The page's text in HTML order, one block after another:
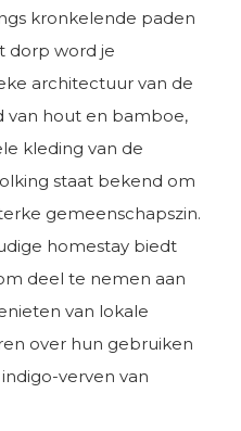
kronkelende paden
dorp word je
architectuur van de
van hout en bamboe,
kleding van de
staat bekend om
gemeenschapszin.
homestay biedt
deel te nemen aan
van lokale
over hun gebruiken
verven van